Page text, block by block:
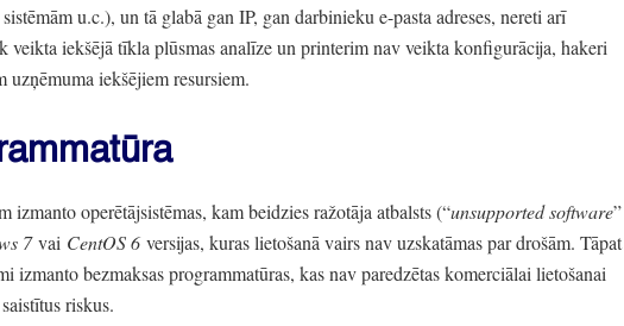
u.c.), un tā glabā gan IP, gan darbinieku e-pasta adreses, nereti arī
veikta iekšējā tīkla plūsmas analīze un printerim nav veikta konfigurācija, hakeri
iekšējiem resursiem.
izmanto operētājsistēmas, kam beidzies ražotāja atbalsts(“unsupported software”
7vai CentOS 6 versijas, kuras lietošanā vairs nav uzskatāmas par drošām. Tāpat
izmanto bezmaksas programmatūras, kas nav paredzētas komerciālai lietošanai
riskus.